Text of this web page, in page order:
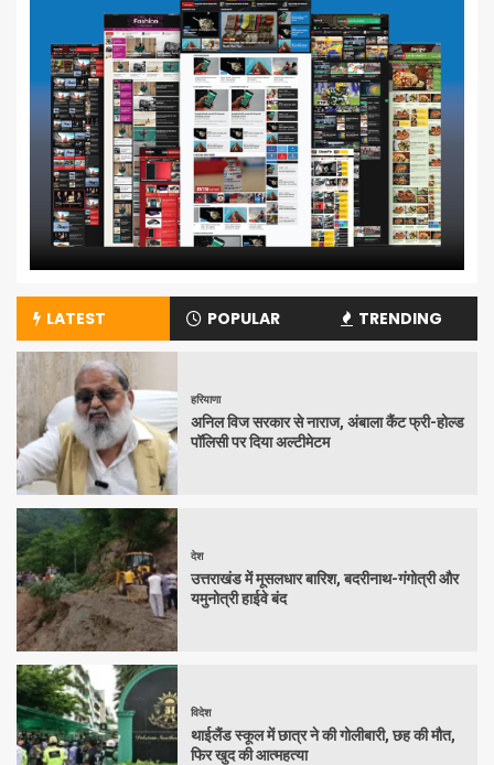
LATEST POPULAR TRENDING
हरियाणा
अनिल विज सरकार से नाराज, अंबाला कैंट फ्री-होल्ड
पॉलिसी पर दिया अल्टीमेटम
देश
उत्तराखंड में मूसलधार बारिश, बदरीनाथ-गंगोत्री और
यमुनोत्री हाईवे बंद
विदेश
थाईलैंड स्कूल में छात्र ने की गोलीबारी, छह की मौत,
फिर खुद की आत्महत्या